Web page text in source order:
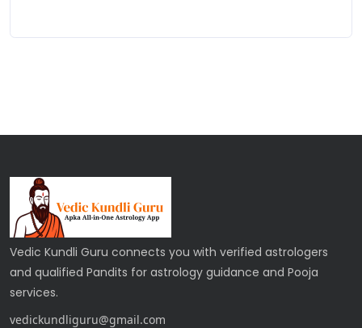
Vedic Kundli Guru connects you with verified astrologers
and qualified Pandits for astrology guidance and Pooja
services.
vedickundliguru@gmail.com